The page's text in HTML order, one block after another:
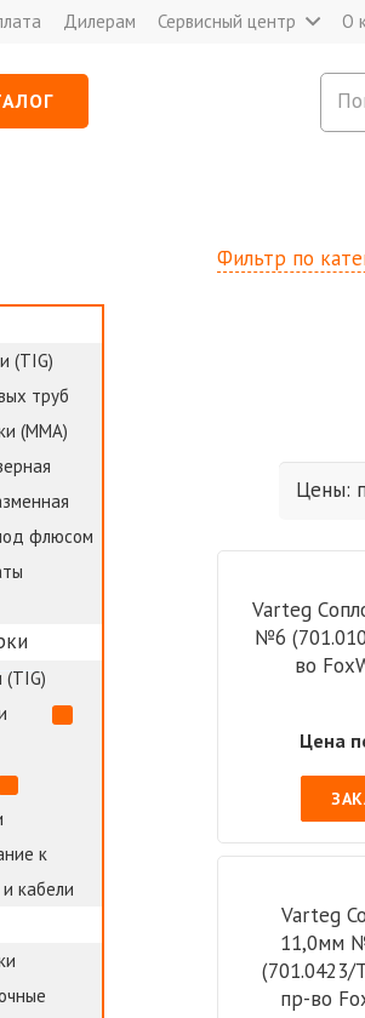
Дилерам Сервисный центр О
Фильтр по
Varteg
№6
во
Цена
Varteg
11,0мм
(701.0423/
пр-во
(TIG)
труб
(MMA)
флюсом
(TIG)
к
кабели